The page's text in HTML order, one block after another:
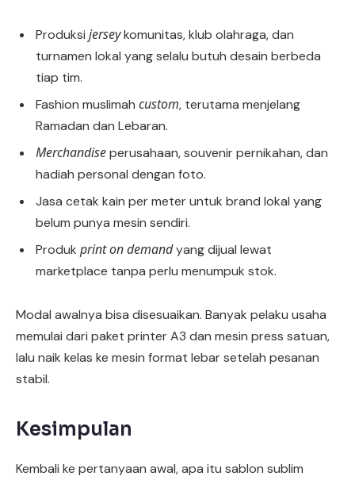
Produksi jerseykomunitas, klub olahraga, dan
turnamen lokal yang selalu butuh desain berbeda
tiap tim.
Fashion muslimah custom, terutama menjelang
Ramadan dan Lebaran.
Merchandiseperusahaan, souvenir pernikahan, dan
hadiah personal dengan foto.
Jasa cetak kain per meter untuk brand lokal yang
belum punya mesin sendiri.
Produk print on demandyang dijual lewat
marketplace tanpa perlu menumpuk stok.
Modal awalnya bisa disesuaikan. Banyak pelaku usaha
memulai dari paket printer A3 dan mesin press satuan,
lalu naik kelas ke mesin format lebar setelah pesanan
stabil.
Kesimpulan
Kembali ke pertanyaan awal, apa itu sablon sublim